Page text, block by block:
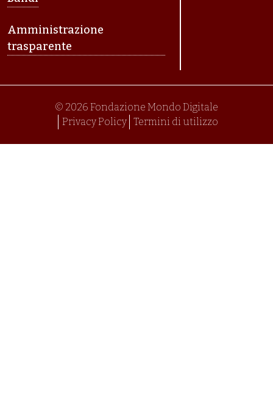
Amministrazione
trasparente
© 2026 Fondazione Mondo Digitale
Privacy Policy
Termini di utilizzo